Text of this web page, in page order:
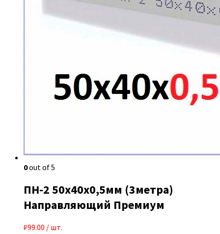
0out of 5
ПН-2 50x40x0,5мм (3метра)
Направляющий Премиум
₽99.00 / шт.